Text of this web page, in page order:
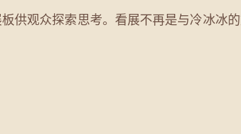
供观众探索思考。看展不再是与冷冰冰